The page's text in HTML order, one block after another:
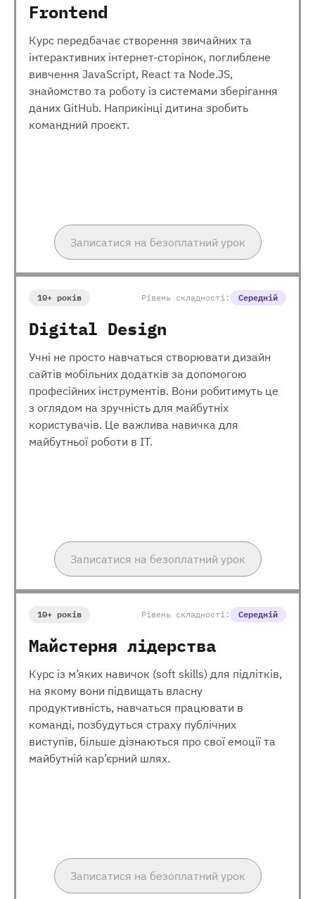
Frontend
Курс передбачає створення звичайних та
інтерактивних інтернет-сторінок, поглиблене
вивчення JavaScript, React та Node.JS,
знайомство та роботу із системами зберігання
даних GitHub. Наприкінці дитина зробить
командний проєкт.
Записатися на безоплатний урок
10+ років Рівень складності: Середній
Digital Design
Учні не просто навчаться створювати дизайн
сайтів мобільних додатків за допомогою
професійних інструментів. Вони робитимуть це
з оглядом на зручність для майбутніх
користувачів. Це важлива навичка для
майбутньої роботи в ІТ.
Записатися на безоплатний урок
10+ років Рівень складності: Середній
Майстерня лідерства
Курс із м’яких навичок (soft skills) для підлітків,
на якому вони підвищать власну
продуктивність, навчаться працювати в
команді, позбудуться страху публічних
виступів, більше дізнаються про свої емоції та
майбутній кар’єрний шлях.
Записатися на безоплатний урок